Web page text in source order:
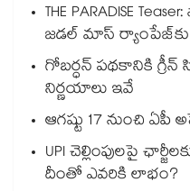
THE PARADISE
జడల్ మాస్ ర్యాంపేజ్‌కు
గోబర్ధన్ పథకానికి గ్రీన్
నిర్ణయాలు ఇవే
ఆగష్టు 17 నుంచి
UPI చెల్లింపులపై
దీంతో ఎవరికి లాభం?